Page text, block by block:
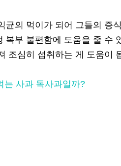
균의 먹이가 되어 그들의 증
복부 불편함에 도움을 줄 수
조심히 섭취하는 게 도움이
는 사과 독사과일까?